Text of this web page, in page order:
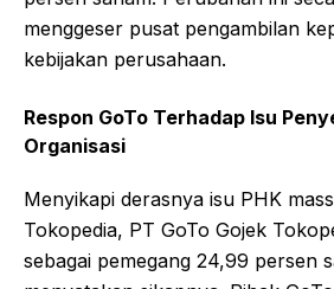
menggeser pusat pengambilan
kebijakan perusahaan.
Respon GoTo Terhadap Isu
Organisasi
Menyikapi derasnya isu PHK
Tokopedia, PT GoTo Gojek
sebagai pemegang 24,99 persen